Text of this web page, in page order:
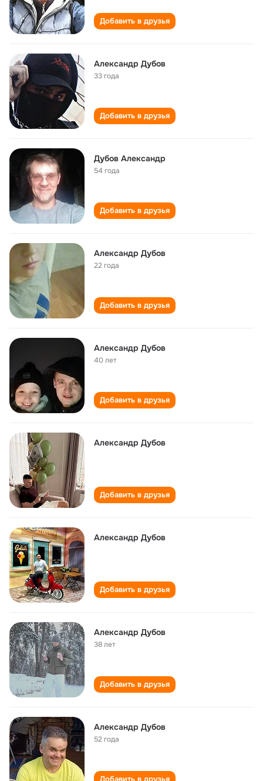
Добавить в друзья
Александр Дубов
33 года
Добавить в друзья
Дубов Александр
54 года
Добавить в друзья
Александр Дубов
22 года
Добавить в друзья
Александр Дубов
40 лет
Добавить в друзья
Александр Дубов
Добавить в друзья
Александр Дубов
Добавить в друзья
Александр Дубов
38 лет
Добавить в друзья
Александр Дубов
52 года
Добавить в друзья